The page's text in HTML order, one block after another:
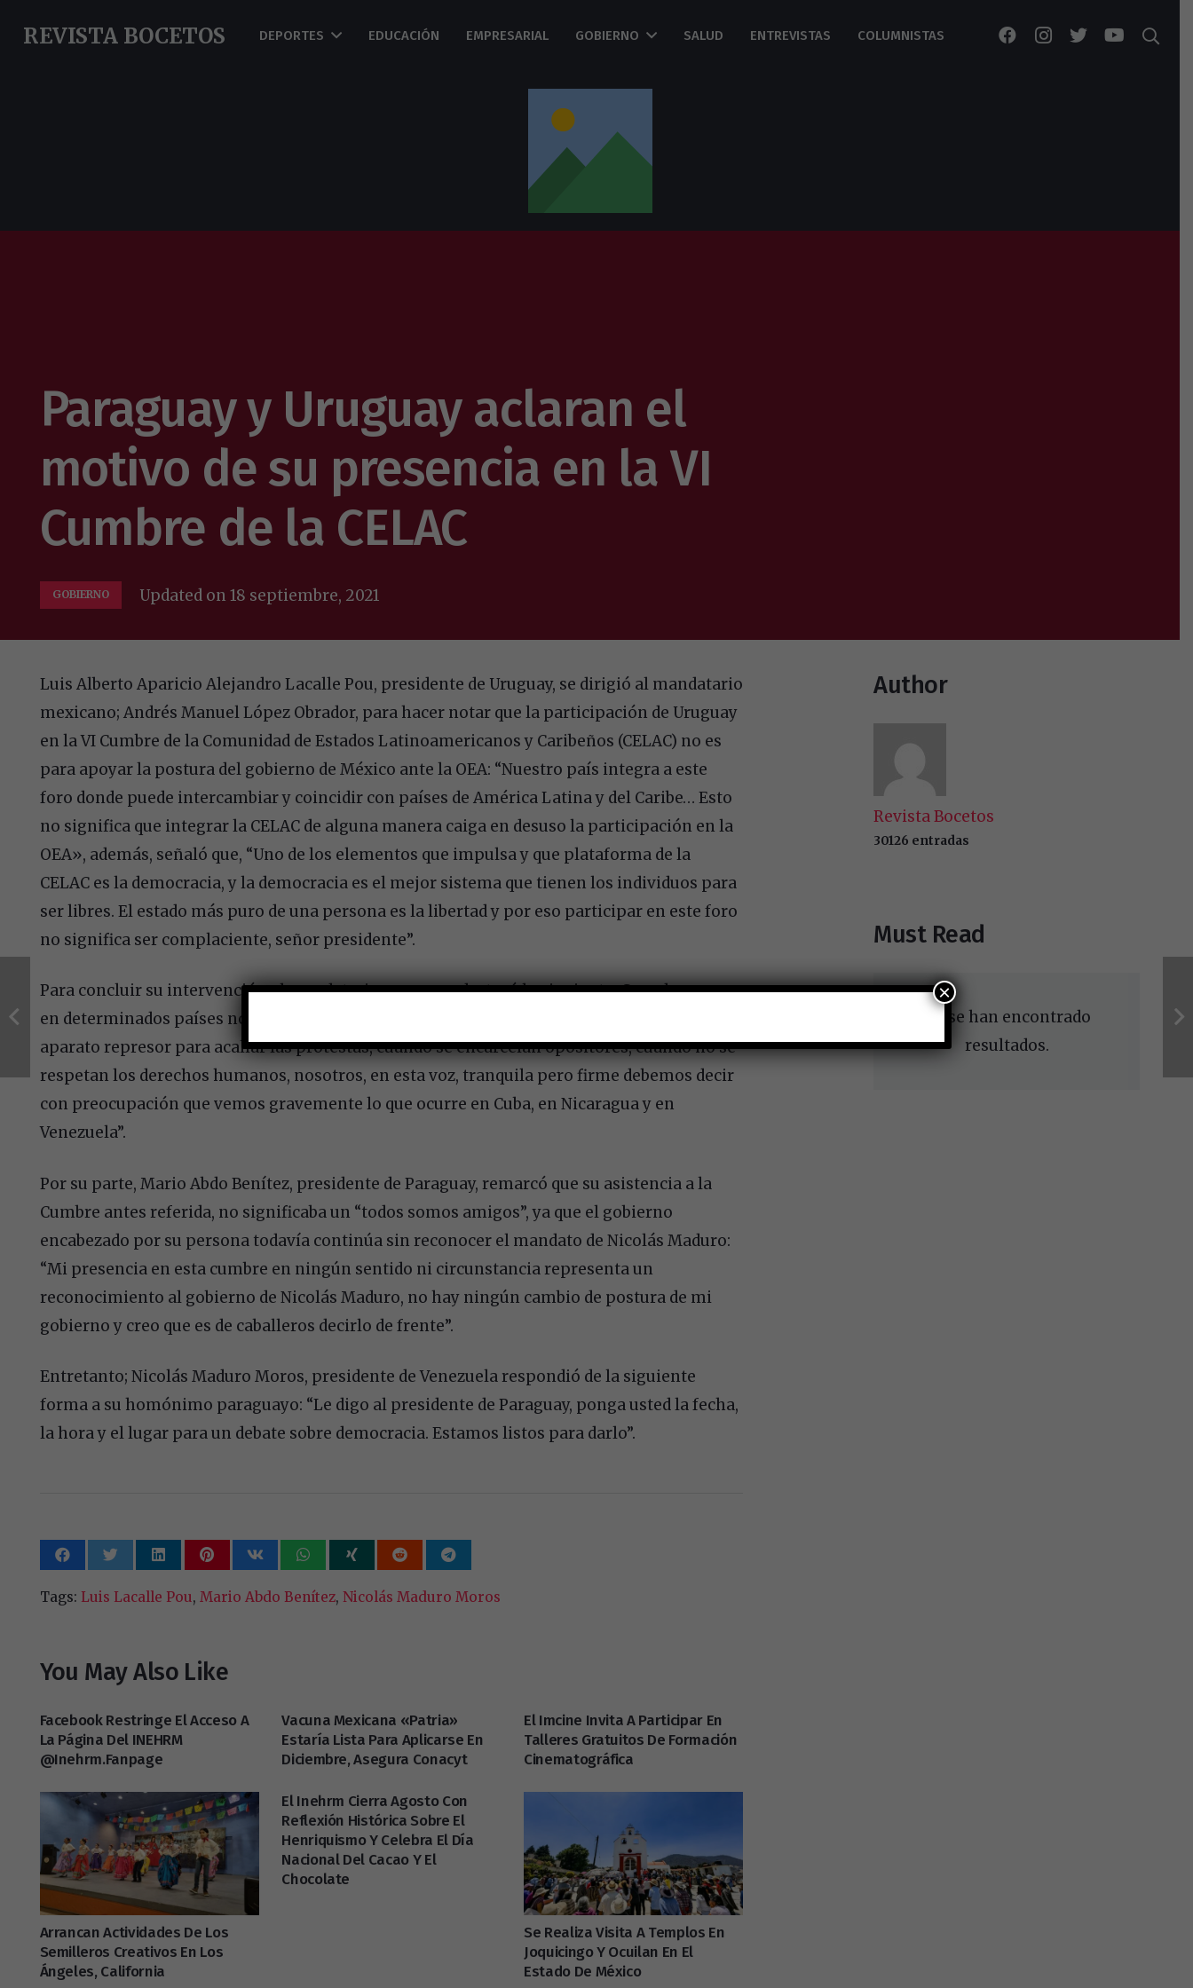
REVISTA BOCETOS DEPORTES EDUCACIÓN EMPRESARIAL GOBIERNO SALUD ENTREVISTAS COLUMNISTAS
Paraguay y Uruguay aclaran el
motivo de su presencia en la VI
Cumbre de la CELAC
GOBIERNO Updated on18 septiembre, 2021
Luis Alberto Aparicio Alejandro Lacalle Pou, presidente de Uruguay, se dirigió al mandatario
mexicano; Andrés Manuel López Obrador, para hacer notar que la participación de Uruguay
en la VI Cumbre de la Comunidad de Estados Latinoamericanos y Caribeños (CELAC) no es
para apoyar la postura del gobierno de México ante la OEA: “Nuestro país integra a este
foro donde puede intercambiar y coincidir con países de América Latina y del Caribe… Esto
no significa que integrar la CELAC de alguna manera caiga en desuso la participación en la
OEA», además, señaló que, “Uno de los elementos que impulsa y que plataforma de la
CELAC es la democracia, y la democracia es el mejor sistema que tienen los individuos para
ser libres. El estado más puro de una persona es la libertad y por eso participar en este foro
no significa ser complaciente, señor presidente”.
Para concluir su intervención el mandatario uruguayo destacó lo siguiente: Cuando uno ve
en determinados países no hay una democracia plena, cuando desde el poder se utiliza el
aparato represor para acallar las protestas, cuando se encarcelan opositores, cuando no se
respetan los derechos humanos, nosotros, en esta voz, tranquila pero firme debemos decir
con preocupación que vemos gravemente lo que ocurre en Cuba, en Nicaragua y en
Venezuela”.
Por su parte, Mario Abdo Benítez, presidente de Paraguay, remarcó que su asistencia a la
Cumbre antes referida, no significaba un “todos somos amigos”, ya que el gobierno
encabezado por su persona todavía continúa sin reconocer el mandato de Nicolás Maduro:
“Mi presencia en esta cumbre en ningún sentido ni circunstancia representa un
reconocimiento al gobierno de Nicolás Maduro, no hay ningún cambio de postura de mi
gobierno y creo que es de caballeros decirlo de frente”.
Entretanto; Nicolás Maduro Moros, presidente de Venezuela respondió de la siguiente
forma a su homónimo paraguayo: “Le digo al presidente de Paraguay, ponga usted la fecha,
la hora y el lugar para un debate sobre democracia. Estamos listos para darlo”.
Tags: Luis Lacalle Pou, Mario Abdo Benítez, Nicolás Maduro Moros
You May Also Like
Facebook Restringe El Acceso A
La Página Del INEHRM
@inehrm.fanpage
Vacuna Mexicana «Patria»
Estaría Lista Para Aplicarse En
Diciembre, Asegura Conacyt
El Imcine Invita A Participar En
Talleres Gratuitos De Formación
Cinematográfica
Arrancan Actividades De Los
Semilleros Creativos En Los
Ángeles, California
El Inehrm Cierra Agosto Con
Reflexión Histórica Sobre El
Henriquismo Y Celebra El Día
Nacional Del Cacao Y El
Chocolate
Se Realiza Visita A Templos En
Joquicingo Y Ocuilan En El
Estado De México
Author
Revista Bocetos
30126 entradas
Must Read
No se han encontrado
resultados.
×